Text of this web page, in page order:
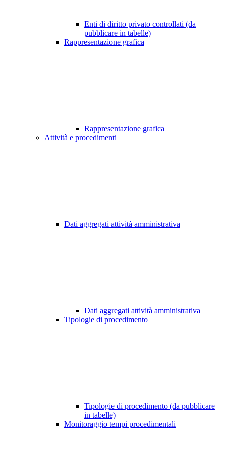
Enti di diritto privato controllati (da
pubblicare in tabelle)
Rappresentazione grafica
Rappresentazione grafica
Attività e procedimenti
Dati aggregati attività amministrativa
Dati aggregati attività amministrativa
Tipologie di procedimento
Tipologie di procedimento (da pubblicare
in tabelle)
Monitoraggio tempi procedimentali